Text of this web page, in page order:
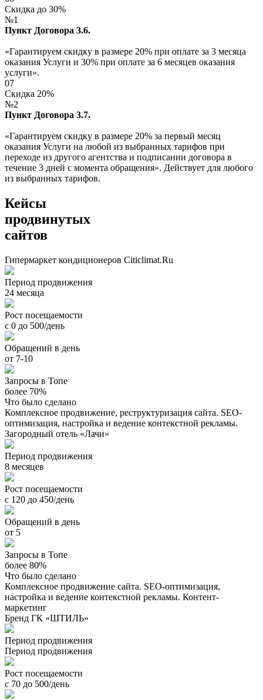
Скидка до 30%
№1
Пункт Договора 3.6.
«Гарантируем скидку в размере 20% при оплате за 3 месяца
оказания Услуги и 30% при оплате за 6 месяцев оказания
услуги».
07
Скидка 20%
№2
Пункт Договора 3.7.
«Гарантируем скидку в размере 20% за первый месяц
оказания Услуги на любой из выбранных тарифов при
переходе из другого агентства и подписании договора в
течение 3 дней с момента обращения». Действует для любого
из выбранных тарифов.
Кейсы
продвинутых
сайтов
Гипермаркет кондиционеров Citiclimat.Ru
Период продвижения
24 месяца
Рост посещаемости
с 0 до 500/день
Обращений в день
от 7-10
Запросы в Топе
более 70%
Что было сделано
Комплексное продвижение, реструктуризация сайта. SEO-
оптимизация, настройка и ведение контекстной рекламы.
Загородный отель «Лачи»
Период продвижения
8 месяцев
Рост посещаемости
с 120 до 450/день
Обращений в день
от 5
Запросы в Топе
более 80%
Что было сделано
Комплексное продвижение сайта. SEO-оптимизация,
настройка и ведение контекстной рекламы. Контент-
маркетинг
Бренд ГК «ШТИЛЬ»
Период продвижения
Период продвижения
Рост посещаемости
с 70 до 500/день